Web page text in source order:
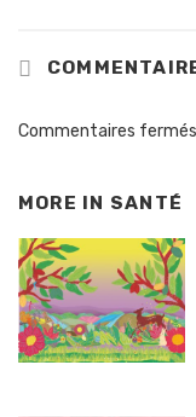
Commentaires fermés
MORE IN SANTÉ